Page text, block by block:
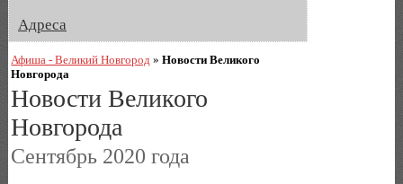
Адреса
Афиша - Великий Новгород »Новости Великого
Новгорода
Новости Великого
Новгорода
Сентябрь 2020 года